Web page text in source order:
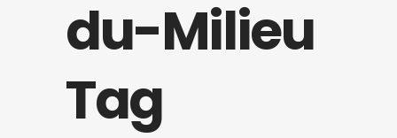
du-Milieu
Tag